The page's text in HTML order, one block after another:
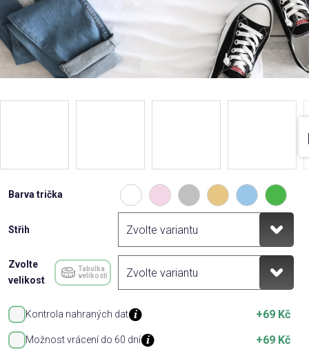
Barva trička
Střih
Zvolte
velikost
Tabulka
velikostí
Kontrola nahraných dat +69 Kč
Možnost vrácení do 60 dní +69 Kč